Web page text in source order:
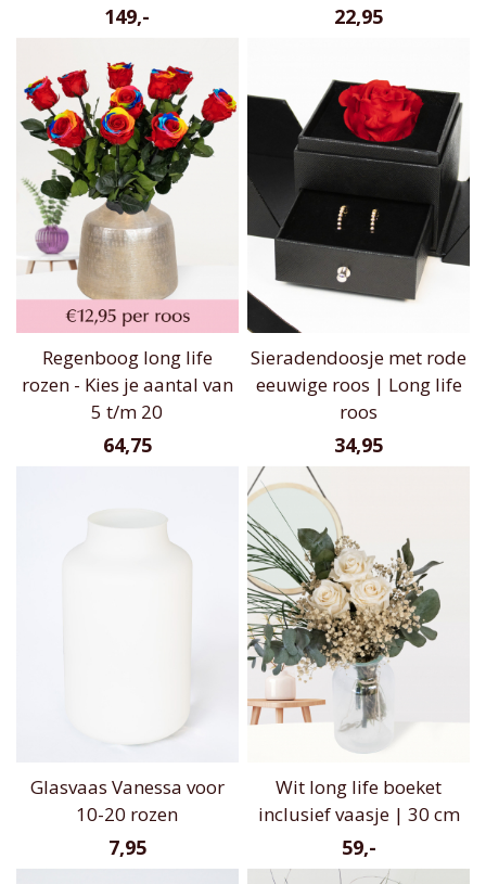
149,- 22,95
Regenboog long life
rozen - Kies je aantal van
5 t/m 20
64,75
Sieradendoosje met rode
eeuwige roos | Long life
roos
34,95
Glasvaas Vanessa voor
10-20 rozen
7,95
Wit long life boeket
inclusief vaasje | 30 cm
59,-